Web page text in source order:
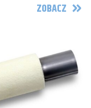
ZOBACZ